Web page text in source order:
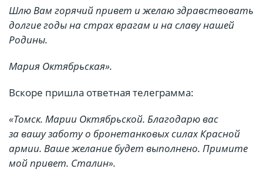
Шлю Вам горячий привет и желаю здравствовать
долгие годы на страх врагам и на славу нашей
Родины.
Мария Октябрьская».
Вскоре пришла ответная телеграмма:
«Томск. Марии Октябрьской. Благодарю вас
за вашу заботу о бронетанковых силах Красной
армии. Ваше желание будет выполнено. Примите
мой привет. Сталин».